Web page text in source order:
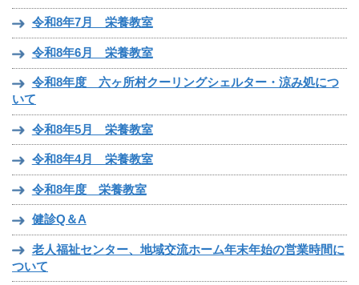
令和8年7月 栄養教室
令和8年6月 栄養教室
令和8年度 六ヶ所村クーリングシェルター・涼み処につ
いて
令和8年5月 栄養教室
令和8年4月 栄養教室
令和8年度 栄養教室
健診Q＆A
老人福祉センター、地域交流ホーム年末年始の営業時間に
ついて